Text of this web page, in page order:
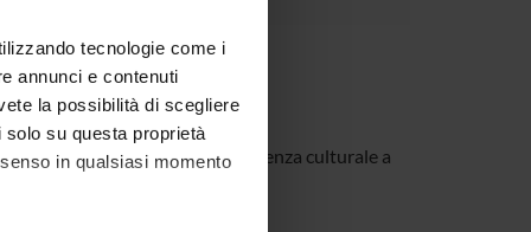
tecnologie come i
annunci e contenuti
la possibilità di scegliere
su questa proprietà
in qualsiasi momento
relativismo culturale;
etnografica sul campo;
sulla gestione della differenza culturale a